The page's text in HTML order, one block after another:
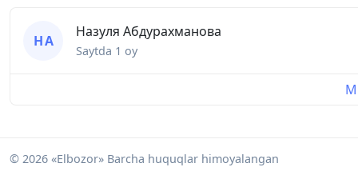
Н А
Назуля Абдурахманова
Saytda 1 oy
© 2026 «Elbozor» Barcha huquqlar himoyalangan